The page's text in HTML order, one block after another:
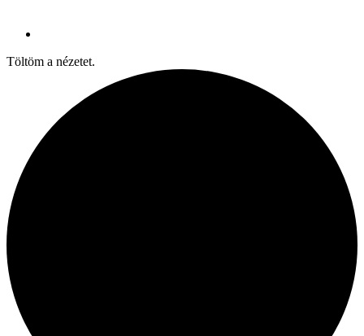
Töltöm a nézetet.